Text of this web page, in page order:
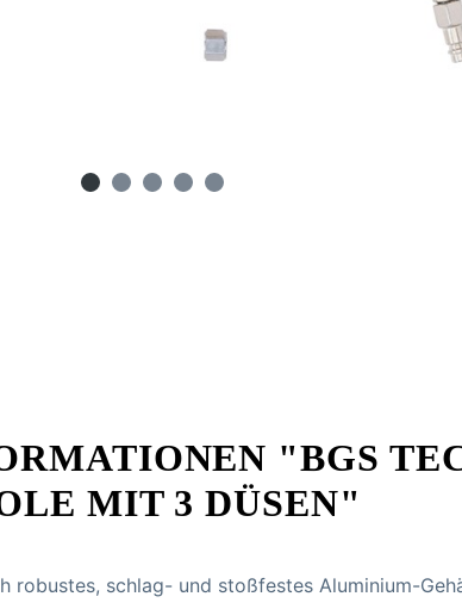
"BGS
MIT 3 DÜSEN"
robustes, schlag- und stoßfestes Aluminium-